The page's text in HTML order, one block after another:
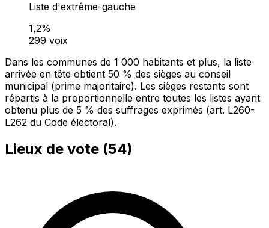
Liste d'extrême-gauche
1,2%
299 voix
Dans les communes de 1 000 habitants et plus, la liste
arrivée en tête obtient 50 % des sièges au conseil
municipal (prime majoritaire). Les sièges restants sont
répartis à la proportionnelle entre toutes les listes ayant
obtenu plus de 5 % des suffrages exprimés (art. L260-
L262 du Code électoral).
Lieux de vote (54)